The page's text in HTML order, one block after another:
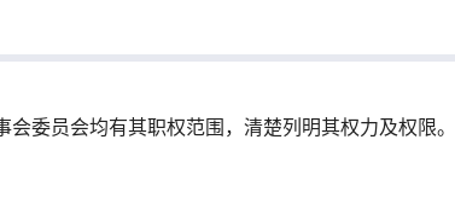
委员会均有其职权范围，清楚列明其权力及权限